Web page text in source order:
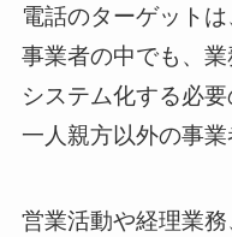
電話のターゲットは
事業者の中でも、業
システム化する必
一人親方以外の事業
営業活動や経理業